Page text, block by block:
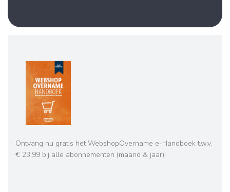
Ontvang nu gratis het WebshopOvername e-Handboek t.w.v.
€ 23,99 bij alle abonnementen (maand & jaar)!